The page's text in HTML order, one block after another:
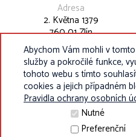
Adresa
2. Května 1379
760 01 Zlín
Abychom Vám mohli v
služby a pokročilé funkce,
tohoto webu s tímto
cookies a jejich případném
Pravidla ochrany osobních
Nutné
Preferenční